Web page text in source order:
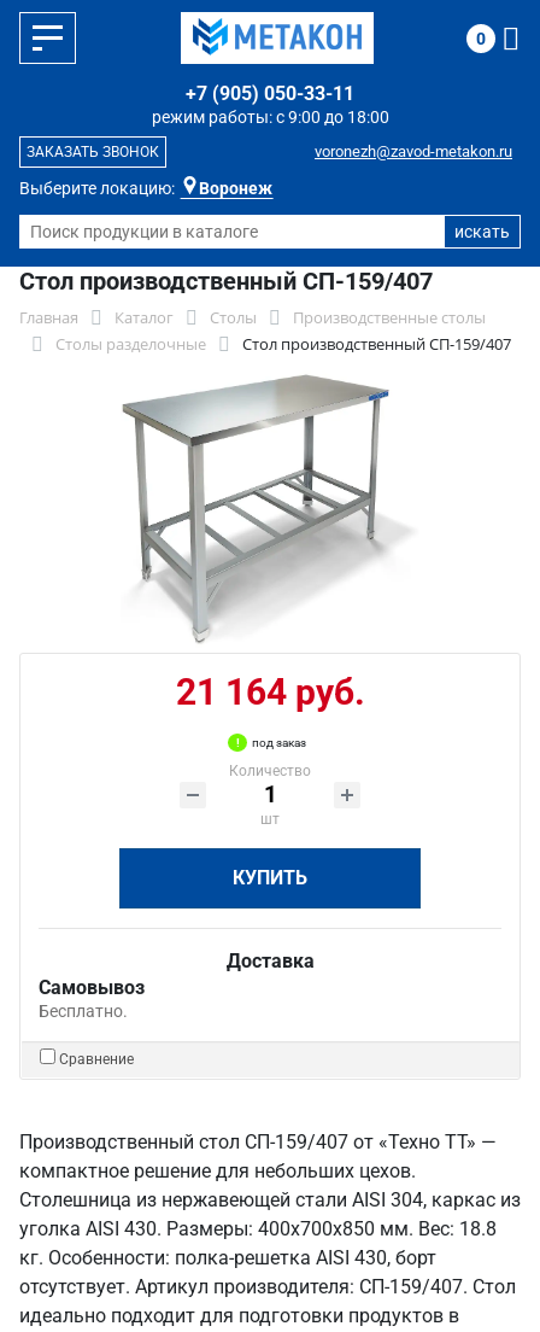
Выберите локацию: Воронеж
режим работы: с 9:00 до 18:00
+7 (905) 050-33-11
voronezh@zavod-metakon.ru
ЗАКАЗАТЬ ЗВОНОК
0
Стол производственный СП-159/407
Главная Каталог Столы
Производственные столы
Столы разделочные
Стол производственный СП-159/407
21 164 руб.
под заказ
Количество
шт
КУПИТЬ
Доставка
Самовывоз
Бесплатно.
Сравнение
Производственный стол СП-159/407 от «Техно ТТ» —
компактное решение для небольших цехов.
Столешница из нержавеющей стали AISI 304, каркас из
уголка AISI 430. Размеры: 400x700x850 мм. Вес: 18.8
кг. Особенности: полка-решетка AISI 430, борт
отсутствует. Артикул производителя: СП-159/407. Стол
идеально подходит для подготовки продуктов в